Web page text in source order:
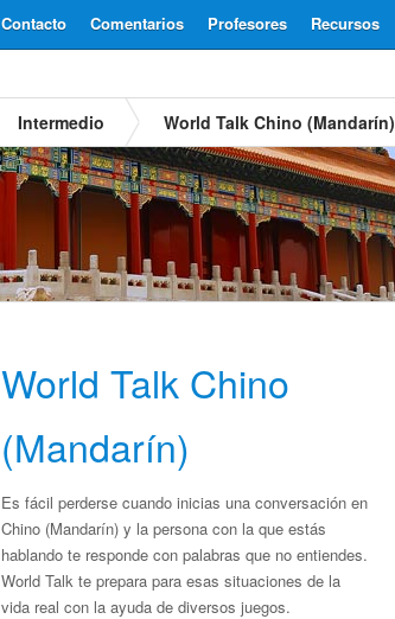
Recursos
Profesores
Comentarios
Contacto
Intermedio World Talk Chino (Mandarín)
World Talk Chino
(Mandarín)
Es fácil perderse cuando inicias una conversación en
Chino (Mandarín) y la persona con la que estás
hablando te responde con palabras que no entiendes.
World Talk te prepara para esas situaciones de la
vida real con la ayuda de diversos juegos.